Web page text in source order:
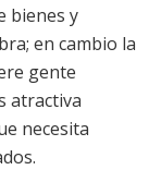
bienes y
en cambio la
gente
atractiva
necesita